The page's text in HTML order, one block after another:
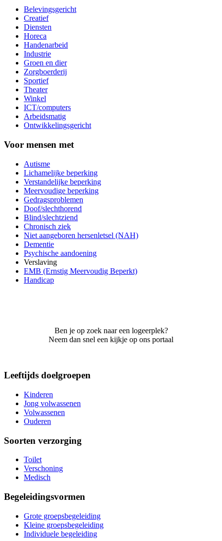
Belevingsgericht
Creatief
Diensten
Horeca
Handenarbeid
Industrie
Groen en dier
Zorgboerderij
Sportief
Theater
Winkel
ICT/computers
Arbeidsmatig
Ontwikkelingsgericht
Voor mensen met
Autisme
Lichamelijke beperking
Verstandelijke beperking
Meervoudige beperking
Gedragsproblemen
Doof/slechthorend
Blind/slechtziend
Chronisch ziek
Niet aangeboren hersenletsel (NAH)
Dementie
Psychische aandoening
Verslaving
EMB (Ernstig Meervoudig Beperkt)
Handicap
Ben je op zoek naar een logeerplek?
Neem dan snel een kijkje op ons portaal
Leeftijds doelgroepen
Kinderen
Jong volwassenen
Volwassenen
Ouderen
Soorten verzorging
Toilet
Verschoning
Medisch
Begeleidingsvormen
Grote groepsbegeleiding
Kleine groepsbegeleiding
Individuele begeleiding